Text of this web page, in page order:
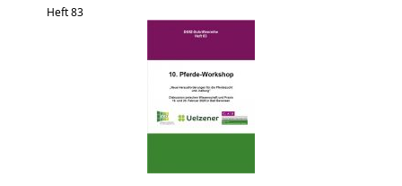
Heft 83